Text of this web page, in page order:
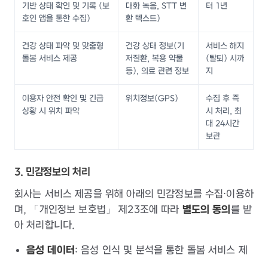
기반 상태 확인 및 기록 (보
호인 앱을 통한 수집)
대화 녹음, STT 변
환 텍스트)
터 1년
건강 상태 파악 및 맞춤형
돌봄 서비스 제공
건강 상태 정보(기
저질환, 복용 약물
등), 의료 관련 정보
서비스 해지
(탈퇴) 시까
지
이용자 안전 확인 및 긴급
상황 시 위치 파악
위치정보(GPS)
수집 후 즉
시 처리, 최
대 24시간
보관
3. 민감정보의 처리
회사는 서비스 제공을 위해 아래의 민감정보를 수집·이용하
며, 「개인정보 보호법」 제23조에 따라 별도의 동의 를 받
아 처리합니다.
음성 데이터 : 음성 인식 및 분석을 통한 돌봄 서비스 제